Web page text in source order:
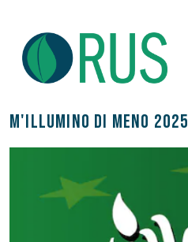
M'illumino di meno 2025